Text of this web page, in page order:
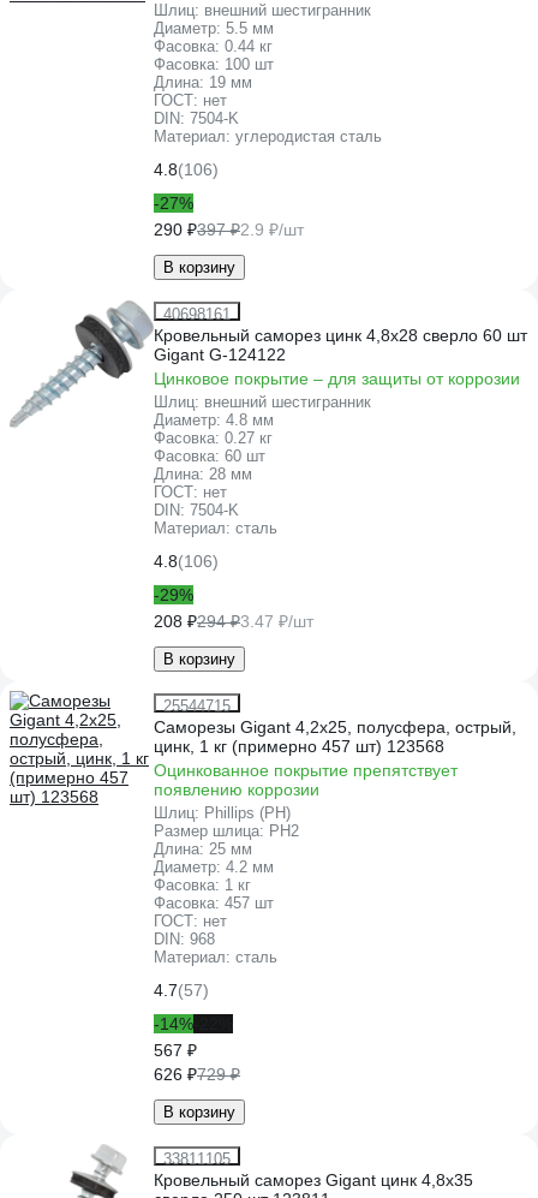
Шлиц: внешний шестигранник
Диаметр: 5.5 мм
Фасовка: 0.44 кг
Фасовка: 100 шт
Длина: 19 мм
ГОСТ: нет
DIN: 7504-K
Материал: углеродистая сталь
4.8(106)
-27%
290 ₽397 ₽2.9 ₽/шт
В корзину
40698161
Кровельный саморез цинк 4,8x28 сверло 60 шт
Gigant G-124122
Цинковое покрытие – для защиты от коррозии
Шлиц: внешний шестигранник
Диаметр: 4.8 мм
Фасовка: 0.27 кг
Фасовка: 60 шт
Длина: 28 мм
ГОСТ: нет
DIN: 7504-K
Материал: сталь
4.8(106)
-29%
208 ₽294 ₽3.47 ₽/шт
В корзину
25544715
Саморезы Gigant 4,2x25, полусфера, острый,
цинк, 1 кг (примерно 457 шт) 123568
Оцинкованное покрытие препятствует
появлению коррозии
Шлиц: Phillips (PH)
Размер шлица: PH2
Длина: 25 мм
Диаметр: 4.2 мм
Фасовка: 1 кг
Фасовка: 457 шт
ГОСТ: нет
DIN: 968
Материал: сталь
4.7(57)
-14%
567 ₽
626 ₽729 ₽
В корзину
33811105
Кровельный саморез Gigant цинк 4,8x35